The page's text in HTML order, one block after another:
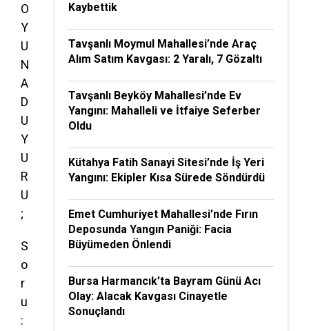
O
Y
U
N
A
D
U
Y
U
R
U
;
S
o
r
u
:
Kaybettik
Tavşanlı Moymul Mahallesi’nde Araç
Alım Satım Kavgası: 2 Yaralı, 7 Gözaltı
Tavşanlı Beyköy Mahallesi’nde Ev
Yangını: Mahalleli ve İtfaiye Seferber
Oldu
Kütahya Fatih Sanayi Sitesi’nde İş Yeri
Yangını: Ekipler Kısa Sürede Söndürdü
Emet Cumhuriyet Mahallesi’nde Fırın
Deposunda Yangın Paniği: Facia
Büyümeden Önlendi
Bursa Harmancık’ta Bayram Günü Acı
Olay: Alacak Kavgası Cinayetle
Sonuçlandı